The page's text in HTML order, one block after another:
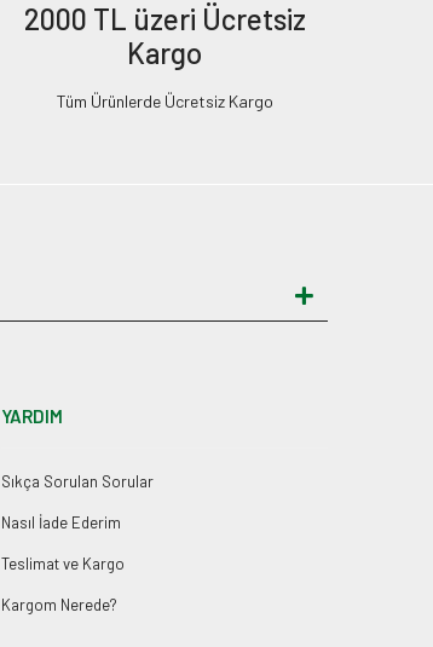
2000 TL üzeri Ücretsiz
Kargo
Tüm Ürünlerde Ücretsiz Kargo
YARDIM
Sıkça Sorulan Sorular
Nasıl İade Ederim
Teslimat ve Kargo
Kargom Nerede?